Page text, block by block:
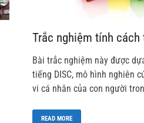
Trắc nghiệm tính cách
Bài trắc nghiệm này được
tiếng DISC, mô hình nghiên
vi cá nhân của con người
READ MORE